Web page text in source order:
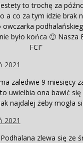
to trochę za
a co za tym idzie brak
owczarka
było końca 🙂 Nasza
FCI”
zaledwie 9 miesięcy
uwielbia ona bawić
najdalej żeby mogła
zlewa się ze